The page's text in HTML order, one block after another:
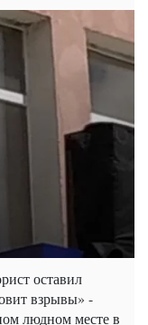
оставил
взрывы» -
людном месте в